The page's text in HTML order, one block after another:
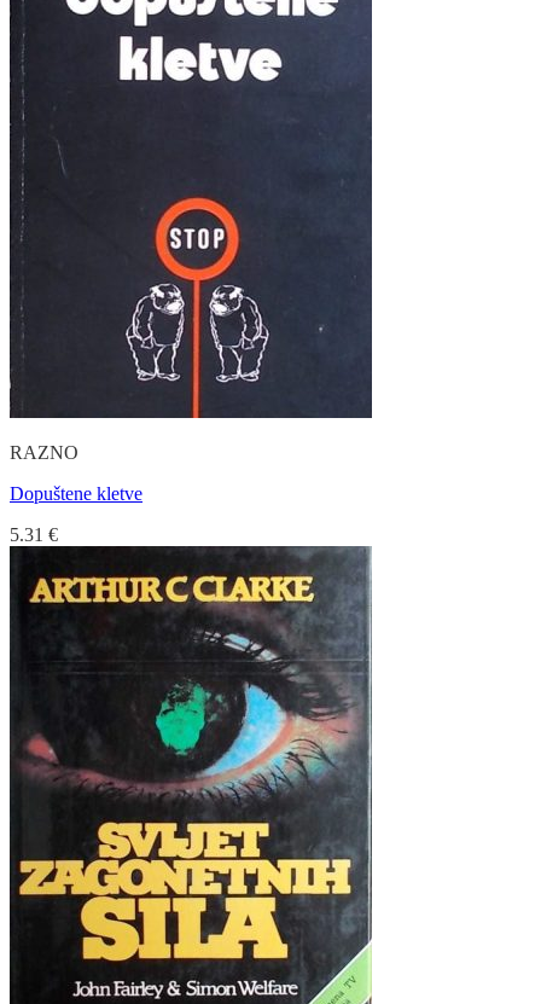
RAZNO
Dopuštene kletve
5.31 €